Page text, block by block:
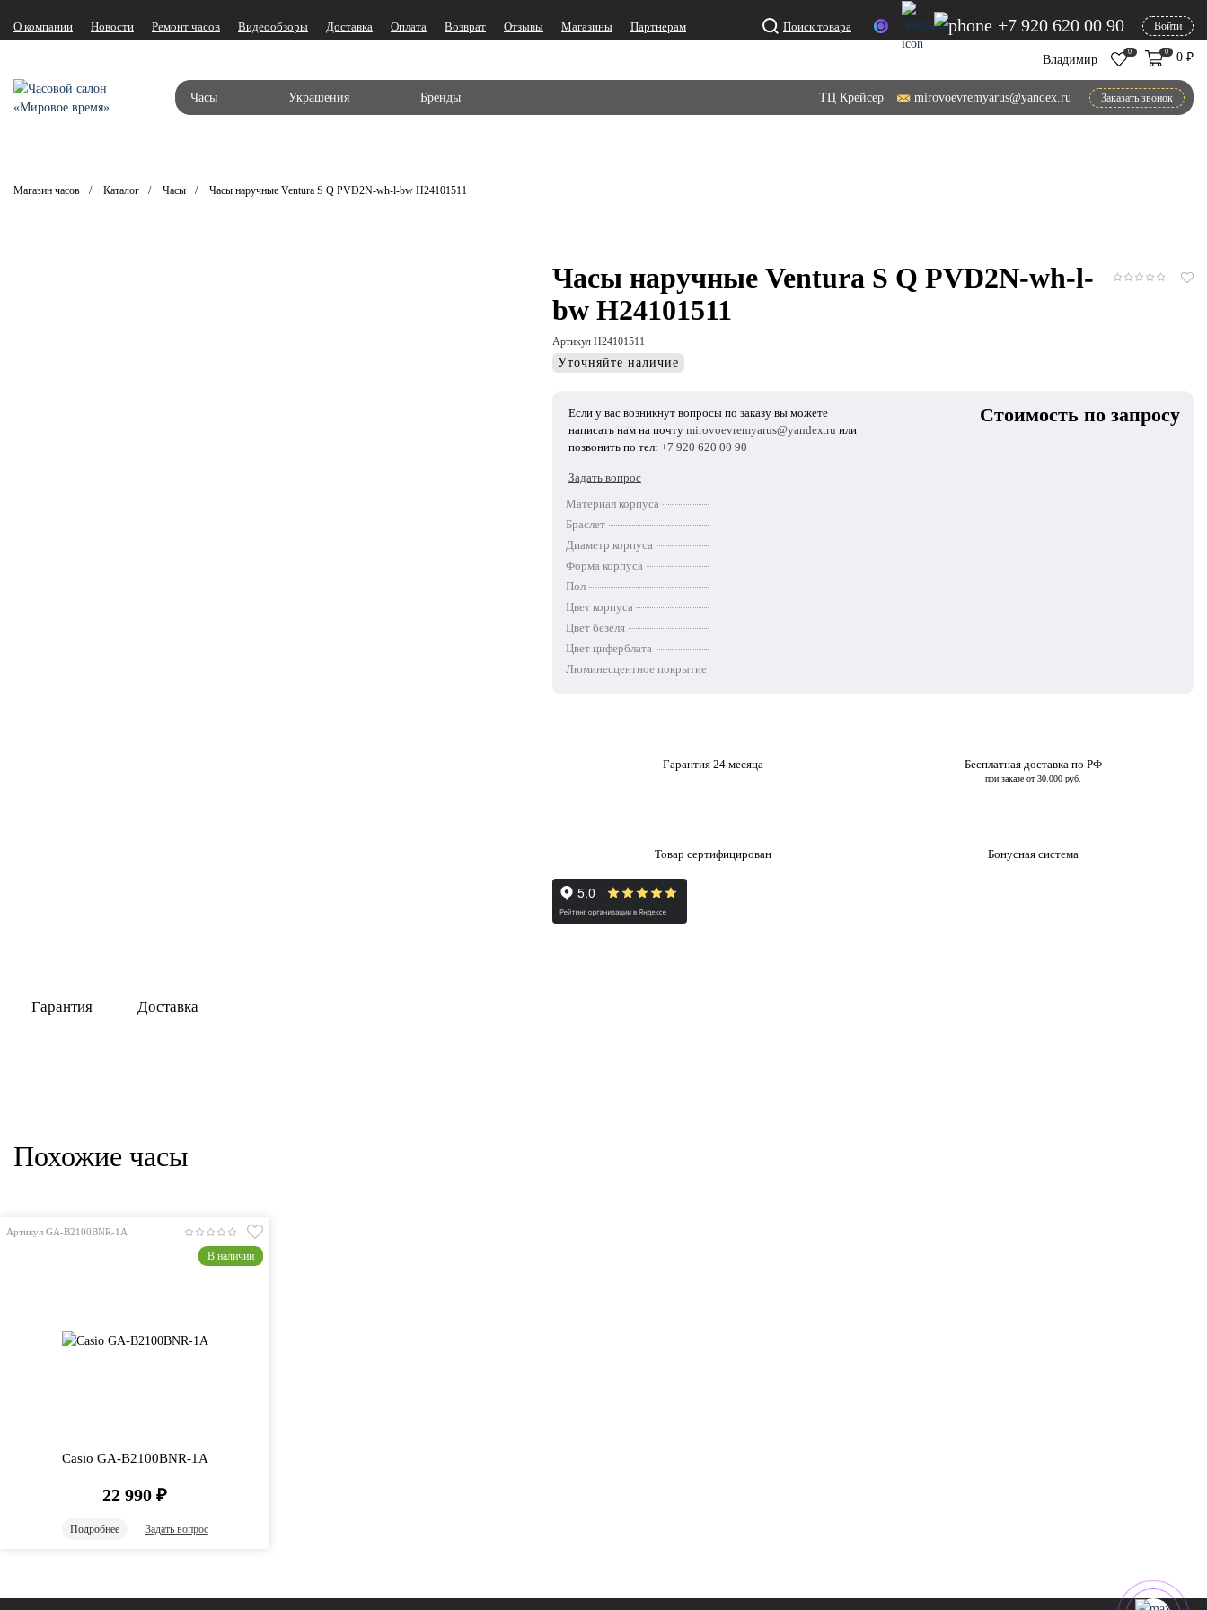
О компании Новости Ремонт часов Видеообзоры Доставка Оплата Возврат Отзывы Магазины Партнерам Поиск товара +7 920 620 00 90 Войти
Владимир
0 0 0 ₽
Часы Украшения Бренды ТЦ Крейсер mirovoevremyarus@yandex.ru Заказать звонок
Магазин часов Каталог Часы Часы наручные Ventura S Q PVD2N-wh-l-bw H24101511
Часы наручные Ventura S Q PVD2N-wh-l-
bw H24101511
Артикул H24101511
Уточняйте наличие
Если у вас возникнут вопросы по заказу вы можете
написать нам на почту mirovoevremyarus@yandex.ru или
позвонить по тел: +7 920 620 00 90
Задать вопрос
Стоимость по запросу
Материал корпуса
Браслет
Диаметр корпуса
Форма корпуса
Пол
Цвет корпуса
Цвет безеля
Цвет циферблата
Люминесцентное покрытие
Гарантия 24 месяца Бесплатная доставка по РФ
при заказе от 30.000 руб.
Товар сертифицирован Бонусная система
Гарантия Доставка
Похожие часы
Артикул GA-B2100BNR-1A
В наличии
Casio GA-B2100BNR-1A
22 990 ₽
Подробнее Задать вопрос